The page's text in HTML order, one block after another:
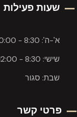
שעות פעילות
א'-ה': 8:30 - 20:00
שישי: 8:30 - 12:00
שבת: סגור
פרטי קשר